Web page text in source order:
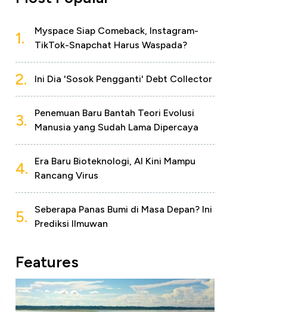
1.
Myspace Siap Comeback, Instagram-
TikTok-Snapchat Harus Waspada?
2. Ini Dia 'Sosok Pengganti' Debt Collector
3.
Penemuan Baru Bantah Teori Evolusi
Manusia yang Sudah Lama Dipercaya
4.
Era Baru Bioteknologi, AI Kini Mampu
Rancang Virus
5.
Seberapa Panas Bumi di Masa Depan? Ini
Prediksi Ilmuwan
Features